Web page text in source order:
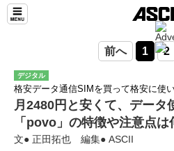
前へ 1 2
デジタル
格安データ通信SIMを買って格安に使
月2480円と安くて、データ
「povo」の特徴や注意点は
文● 正田拓也 編集● ASCII